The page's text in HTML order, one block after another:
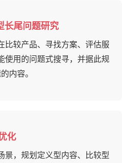
长尾问题研究
比较产品、寻找方案、评估服
使用的问题式搜寻，并据此规
内容。
化
景，规划定义型内容、比较型